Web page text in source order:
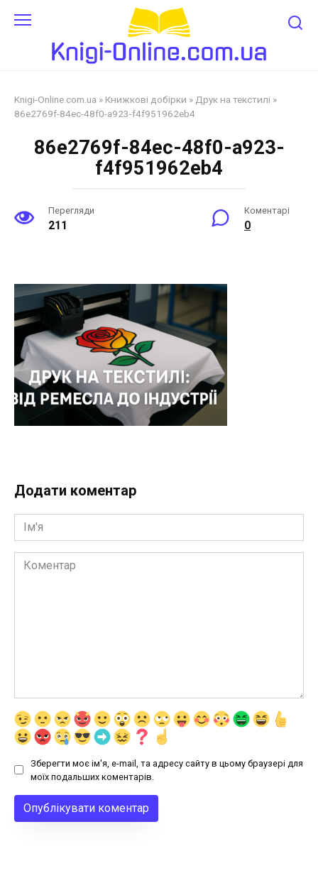
Knigi-Online.com.ua » Книжкові добірки » Друк на текстилі »
86e2769f-84ec-48f0-a923-f4f951962eb4
86e2769f-84ec-48f0-a923-
f4f951962eb4
Перегляди
211
Коментарі
0
Додати коментар
Ім'я
Коментар
Зберегти моє ім'я, e-mail, та адресу сайту в цьому браузері для
моїх подальших коментарів.